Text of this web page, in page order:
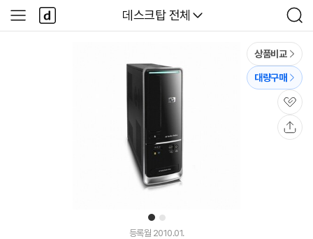
다나와
데스크탑 전체
검
색
사
이
다
나
와
1 2
상품비교
대량구매
관
심
등록월 2010.01.